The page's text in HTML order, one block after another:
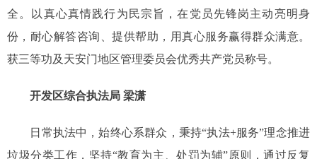
全。以真心真情践行为民宗旨，在党员先锋岗主动亮明身
份，耐心解答咨询、提供帮助，用真心服务赢得群众满意。
获三等功及天安门地区管理委员会优秀共产党员称号。
开发区综合执法局 梁潇
日常执法中，始终心系群众，秉持“执法+服务”理念推进
垃圾分类工作，坚持“教育为主、处罚为辅”原则，通过反复